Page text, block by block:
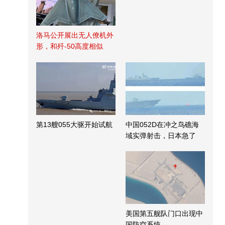
洛马公开展出无人僚机外
形，和歼-50高度相似
第13艘055大驱开始试航
中国052D在冲之鸟礁海
域实弹射击，日本急了
美国第五舰队门口出现中